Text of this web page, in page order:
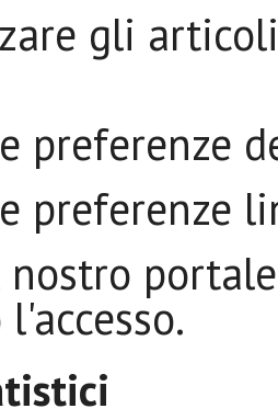
gli
preferenze
preferenze
nostro